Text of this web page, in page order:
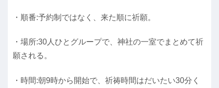
・順番:予約制ではなく、来た順に祈願。
・場所:30人ひとグループで、神社の一室でまとめて祈
願される。
・時間:朝9時から開始で、祈祷時間はだいたい30分く